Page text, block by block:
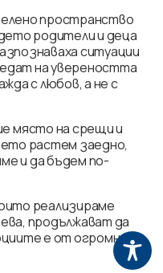
пространство
родители и деца
ситуации
на увереността
с любов, а не с
място на срещи и
растем заедно,
и да бъдем по-
реализираме
продължават да
е от огромно